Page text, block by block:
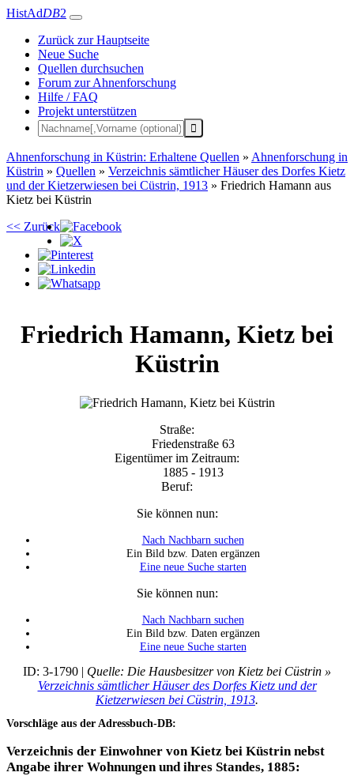
HistAdDB2
Zurück zur Hauptseite
Neue Suche
Quellen durchsuchen
Forum zur Ahnenforschung
Hilfe / FAQ
Projekt unterstützen
Ahnenforschung in Küstrin: Erhaltene Quellen » Ahnenforschung in
Küstrin » Quellen » Verzeichnis sämtlicher Häuser des Dorfes Kietz
und der Kietzerwiesen bei Cüstrin, 1913 » Friedrich Hamann aus
Kietz bei Küstrin
<< Zurück
Friedrich Hamann, Kietz bei
Küstrin
Straße:
Friedenstraße 63
Eigentümer im Zeitraum:
1885 - 1913
Beruf:
Sie können nun:
Nach Nachbarn suchen
Ein Bild bzw. Daten ergänzen
Eine neue Suche starten
Sie können nun:
Nach Nachbarn suchen
Ein Bild bzw. Daten ergänzen
Eine neue Suche starten
ID: 3-1790 | Quelle: Die Hausbesitzer von Kietz bei Cüstrin »
Verzeichnis sämtlicher Häuser des Dorfes Kietz und der
Kietzerwiesen bei Cüstrin, 1913.
Vorschläge aus der Adressbuch-DB:
Verzeichnis der Einwohner von Kietz bei Küstrin nebst
Angabe ihrer Wohnungen und ihres Standes, 1885: